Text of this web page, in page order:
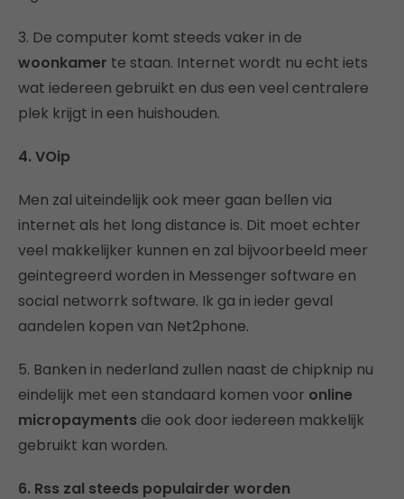
3. De computer komt steeds vaker in de
woonkamer te staan. Internet wordt nu echt iets
wat iedereen gebruikt en dus een veel centralere
plek krijgt in een huishouden.
4. VOip
Men zal uiteindelijk ook meer gaan bellen via
internet als het long distance is. Dit moet echter
veel makkelijker kunnen en zal bijvoorbeeld meer
geintegreerd worden in Messenger software en
social networrk software. Ik ga in ieder geval
aandelen kopen van Net2phone.
5. Banken in nederland zullen naast de chipknip nu
eindelijk met een standaard komen voor online
micropayments die ook door iedereen makkelijk
gebruikt kan worden.
6. Rss zal steeds populairder worden